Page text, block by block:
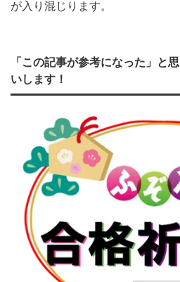
が入り混じります。
「この記事が参考になった」と
いします！